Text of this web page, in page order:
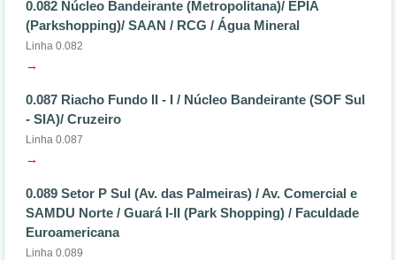
0.082 Núcleo Bandeirante (Metropolitana)/ EPIA
(Parkshopping)/ SAAN / RCG / Água Mineral
Linha 0.082
→
0.087 Riacho Fundo II - I / Núcleo Bandeirante (SOF Sul
- SIA)/ Cruzeiro
Linha 0.087
→
0.089 Setor P Sul (Av. das Palmeiras) / Av. Comercial e
SAMDU Norte / Guará I-II (Park Shopping) / Faculdade
Euroamericana
Linha 0.089